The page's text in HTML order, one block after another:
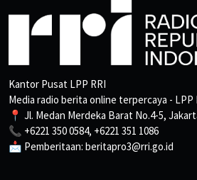
Kantor Pusat LPP RRI
Media radio berita online terpercaya - LPP
📍 Jl. Medan Merdeka Barat No.4-5,
📞 +6221 350 0584, +6221 351 1086
📩 Pemberitaan: beritapro3@rri.go.id